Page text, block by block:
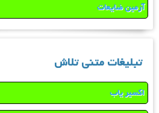
آرمین ضایعات
تبلیغات متنی تلاش
اکسیر یاب